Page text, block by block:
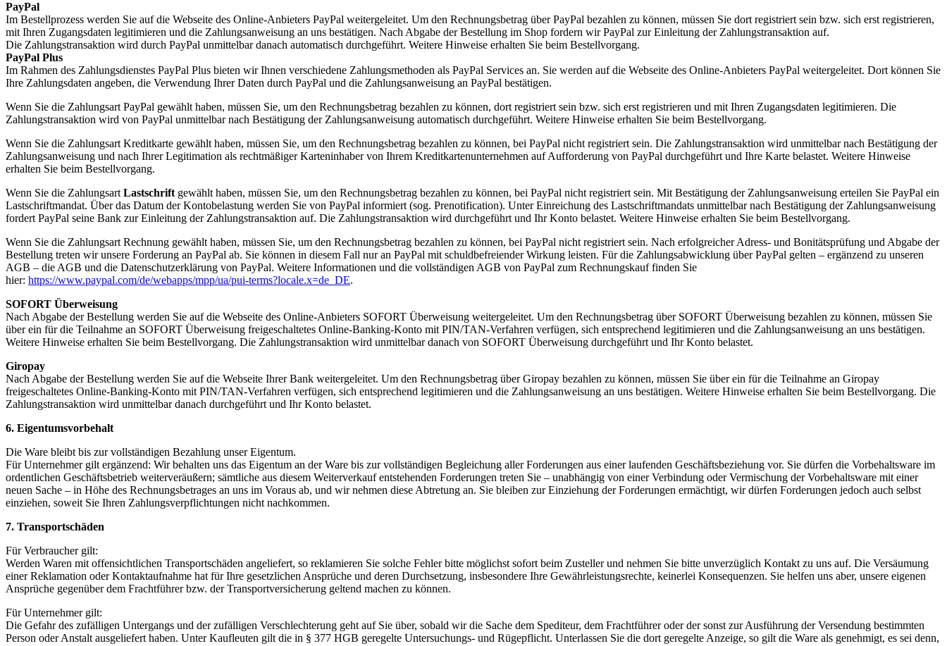
PayPal
Im Bestellprozess werden Sie auf die Webseite des Online-Anbieters PayPal weitergeleitet. Um den Rechnungsbetrag über PayPal bezahlen zu können, müssen Sie dort registriert sein bzw. sich erst registrieren,
mit Ihren Zugangsdaten legitimieren und die Zahlungsanweisung an uns bestätigen. Nach Abgabe der Bestellung im Shop fordern wir PayPal zur Einleitung der Zahlungstransaktion auf.
Die Zahlungstransaktion wird durch PayPal unmittelbar danach automatisch durchgeführt. Weitere Hinweise erhalten Sie beim Bestellvorgang.
PayPal Plus
Im Rahmen des Zahlungsdienstes PayPal Plus bieten wir Ihnen verschiedene Zahlungsmethoden als PayPal Services an. Sie werden auf die Webseite des Online-Anbieters PayPal weitergeleitet. Dort können Sie
Ihre Zahlungsdaten angeben, die Verwendung Ihrer Daten durch PayPal und die Zahlungsanweisung an PayPal bestätigen.
Wenn Sie die Zahlungsart PayPal gewählt haben, müssen Sie, um den Rechnungsbetrag bezahlen zu können, dort registriert sein bzw. sich erst registrieren und mit Ihren Zugangsdaten legitimieren. Die
Zahlungstransaktion wird von PayPal unmittelbar nach Bestätigung der Zahlungsanweisung automatisch durchgeführt. Weitere Hinweise erhalten Sie beim Bestellvorgang.
Wenn Sie die Zahlungsart Kreditkarte gewählt haben, müssen Sie, um den Rechnungsbetrag bezahlen zu können, bei PayPal nicht registriert sein. Die Zahlungstransaktion wird unmittelbar nach Bestätigung der
Zahlungsanweisung und nach Ihrer Legitimation als rechtmäßiger Karteninhaber von Ihrem Kreditkartenunternehmen auf Aufforderung von PayPal durchgeführt und Ihre Karte belastet. Weitere Hinweise
erhalten Sie beim Bestellvorgang.
Wenn Sie die Zahlungsart Lastschrift gewählt haben, müssen Sie, um den Rechnungsbetrag bezahlen zu können, bei PayPal nicht registriert sein. Mit Bestätigung der Zahlungsanweisung erteilen Sie PayPal ein
Lastschriftmandat. Über das Datum der Kontobelastung werden Sie von PayPal informiert (sog. Prenotification). Unter Einreichung des Lastschriftmandats unmittelbar nach Bestätigung der Zahlungsanweisung
fordert PayPal seine Bank zur Einleitung der Zahlungstransaktion auf. Die Zahlungstransaktion wird durchgeführt und Ihr Konto belastet. Weitere Hinweise erhalten Sie beim Bestellvorgang.
Wenn Sie die Zahlungsart Rechnung gewählt haben, müssen Sie, um den Rechnungsbetrag bezahlen zu können, bei PayPal nicht registriert sein. Nach erfolgreicher Adress- und Bonitätsprüfung und Abgabe der
Bestellung treten wir unsere Forderung an PayPal ab. Sie können in diesem Fall nur an PayPal mit schuldbefreiender Wirkung leisten. Für die Zahlungsabwicklung über PayPal gelten – ergänzend zu unseren
AGB – die AGB und die Datenschutzerklärung von PayPal. Weitere Informationen und die vollständigen AGB von PayPal zum Rechnungskauf finden Sie
hier: https://www.paypal.com/de/webapps/mpp/ua/pui-terms?locale.x=de_DE.
SOFORT Überweisung
Nach Abgabe der Bestellung werden Sie auf die Webseite des Online-Anbieters SOFORT Überweisung weitergeleitet. Um den Rechnungsbetrag über SOFORT Überweisung bezahlen zu können, müssen Sie
über ein für die Teilnahme an SOFORT Überweisung freigeschaltetes Online-Banking-Konto mit PIN/TAN-Verfahren verfügen, sich entsprechend legitimieren und die Zahlungsanweisung an uns bestätigen.
Weitere Hinweise erhalten Sie beim Bestellvorgang. Die Zahlungstransaktion wird unmittelbar danach von SOFORT Überweisung durchgeführt und Ihr Konto belastet.
Giropay
Nach Abgabe der Bestellung werden Sie auf die Webseite Ihrer Bank weitergeleitet. Um den Rechnungsbetrag über Giropay bezahlen zu können, müssen Sie über ein für die Teilnahme an Giropay
freigeschaltetes Online-Banking-Konto mit PIN/TAN-Verfahren verfügen, sich entsprechend legitimieren und die Zahlungsanweisung an uns bestätigen. Weitere Hinweise erhalten Sie beim Bestellvorgang. Die
Zahlungstransaktion wird unmittelbar danach durchgeführt und Ihr Konto belastet.
6. Eigentumsvorbehalt
Die Ware bleibt bis zur vollständigen Bezahlung unser Eigentum.
Für Unternehmer gilt ergänzend: Wir behalten uns das Eigentum an der Ware bis zur vollständigen Begleichung aller Forderungen aus einer laufenden Geschäftsbeziehung vor. Sie dürfen die Vorbehaltsware im
ordentlichen Geschäftsbetrieb weiterveräußern; sämtliche aus diesem Weiterverkauf entstehenden Forderungen treten Sie – unabhängig von einer Verbindung oder Vermischung der Vorbehaltsware mit einer
neuen Sache – in Höhe des Rechnungsbetrages an uns im Voraus ab, und wir nehmen diese Abtretung an. Sie bleiben zur Einziehung der Forderungen ermächtigt, wir dürfen Forderungen jedoch auch selbst
einziehen, soweit Sie Ihren Zahlungsverpflichtungen nicht nachkommen.
7. Transportschäden
Für Verbraucher gilt:
Werden Waren mit offensichtlichen Transportschäden angeliefert, so reklamieren Sie solche Fehler bitte möglichst sofort beim Zusteller und nehmen Sie bitte unverzüglich Kontakt zu uns auf. Die Versäumung
einer Reklamation oder Kontaktaufnahme hat für Ihre gesetzlichen Ansprüche und deren Durchsetzung, insbesondere Ihre Gewährleistungsrechte, keinerlei Konsequenzen. Sie helfen uns aber, unsere eigenen
Ansprüche gegenüber dem Frachtführer bzw. der Transportversicherung geltend machen zu können.
Für Unternehmer gilt:
Die Gefahr des zufälligen Untergangs und der zufälligen Verschlechterung geht auf Sie über, sobald wir die Sache dem Spediteur, dem Frachtführer oder der sonst zur Ausführung der Versendung bestimmten
Person oder Anstalt ausgeliefert haben. Unter Kaufleuten gilt die in § 377 HGB geregelte Untersuchungs- und Rügepflicht. Unterlassen Sie die dort geregelte Anzeige, so gilt die Ware als genehmigt, es sei denn,